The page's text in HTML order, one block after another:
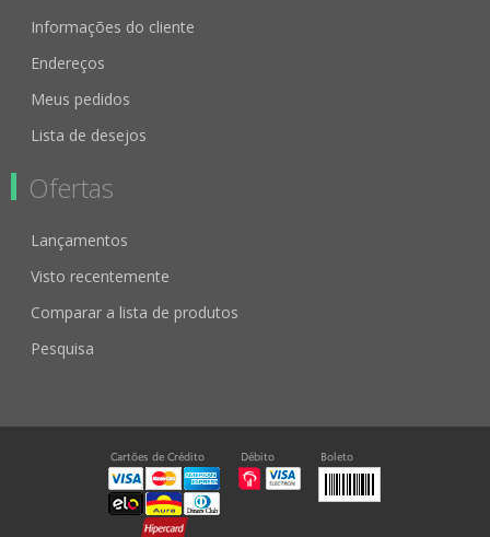
Informações do cliente
Endereços
Meus pedidos
Lista de desejos
Ofertas
Lançamentos
Visto recentemente
Comparar a lista de produtos
Pesquisa